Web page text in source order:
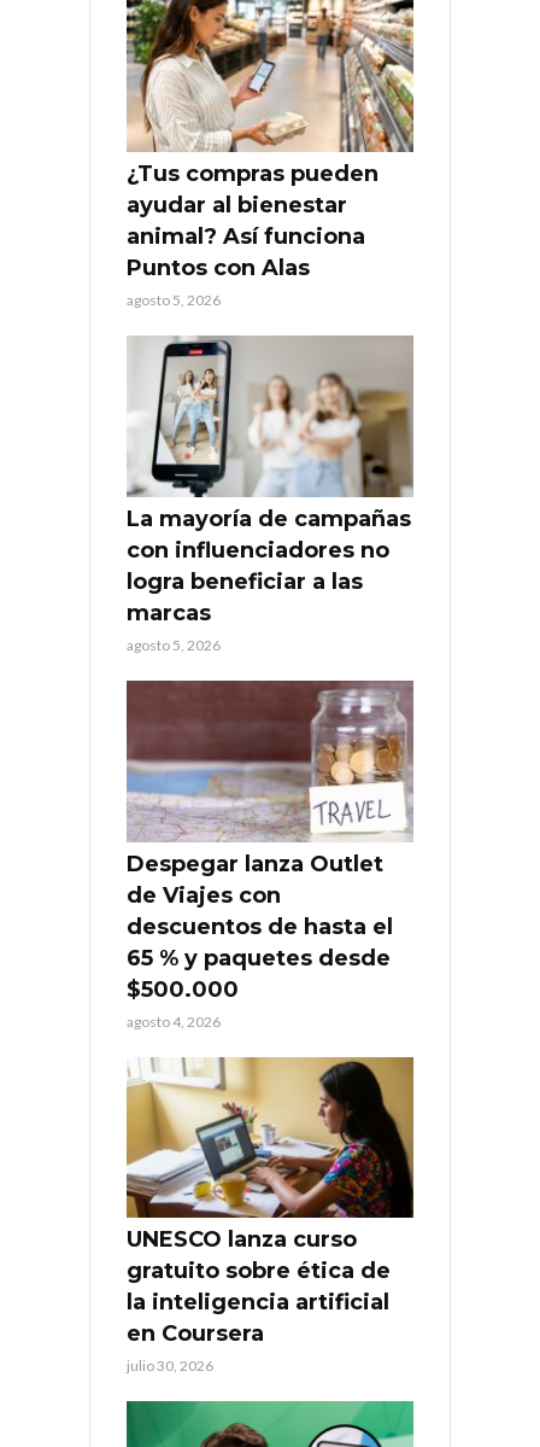
¿Tus compras pueden
ayudar al bienestar
animal? Así funciona
Puntos con Alas
agosto 5, 2026
La mayoría de campañas
con influenciadores no
logra beneficiar a las
marcas
agosto 5, 2026
Despegar lanza Outlet
de Viajes con
descuentos de hasta el
65 % y paquetes desde
$500.000
agosto 4, 2026
UNESCO lanza curso
gratuito sobre ética de
la inteligencia artificial
en Coursera
julio 30, 2026